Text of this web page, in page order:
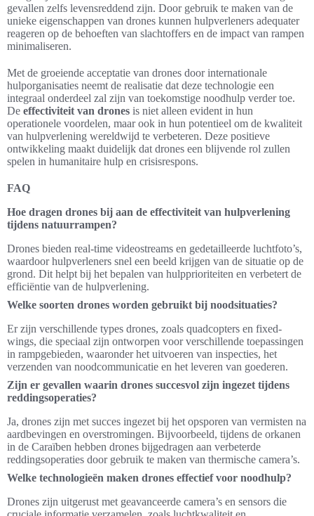
gevallen zelfs levensreddend zijn. Door gebruik te maken van de
unieke eigenschappen van drones kunnen hulpverleners adequater
reageren op de behoeften van slachtoffers en de impact van rampen
minimaliseren.
Met de groeiende acceptatie van drones door internationale
hulporganisaties neemt de realisatie dat deze technologie een
integraal onderdeel zal zijn van toekomstige noodhulp verder toe.
De effectiviteit van drones is niet alleen evident in hun
operationele voordelen, maar ook in hun potentieel om de kwaliteit
van hulpverlening wereldwijd te verbeteren. Deze positieve
ontwikkeling maakt duidelijk dat drones een blijvende rol zullen
spelen in humanitaire hulp en crisisrespons.
FAQ
Hoe dragen drones bij aan de effectiviteit van hulpverlening
tijdens natuurrampen?
Drones bieden real-time videostreams en gedetailleerde luchtfoto’s,
waardoor hulpverleners snel een beeld krijgen van de situatie op de
grond. Dit helpt bij het bepalen van hulpprioriteiten en verbetert de
efficiëntie van de hulpverlening.
Welke soorten drones worden gebruikt bij noodsituaties?
Er zijn verschillende types drones, zoals quadcopters en fixed-
wings, die speciaal zijn ontworpen voor verschillende toepassingen
in rampgebieden, waaronder het uitvoeren van inspecties, het
verzenden van noodcommunicatie en het leveren van goederen.
Zijn er gevallen waarin drones succesvol zijn ingezet tijdens
reddingsoperaties?
Ja, drones zijn met succes ingezet bij het opsporen van vermisten na
aardbevingen en overstromingen. Bijvoorbeeld, tijdens de orkanen
in de Caraïben hebben drones bijgedragen aan verbeterde
reddingsoperaties door gebruik te maken van thermische camera’s.
Welke technologieën maken drones effectief voor noodhulp?
Drones zijn uitgerust met geavanceerde camera’s en sensors die